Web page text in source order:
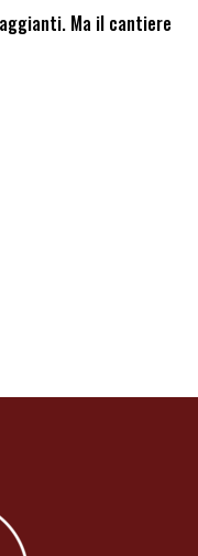
Ma il cantiere